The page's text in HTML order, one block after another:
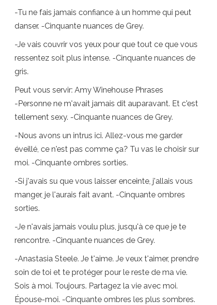
-Tu ne fais jamais confiance à un homme qui peut
danser. -Cinquante nuances de Grey.
-Je vais couvrir vos yeux pour que tout ce que vous
ressentez soit plus intense. -Cinquante nuances de
gris.
Peut vous servir: Amy Winehouse Phrases
-Personne ne m'avait jamais dit auparavant. Et c'est
tellement sexy. -Cinquante nuances de Grey.
-Nous avons un intrus ici. Allez-vous me garder
éveillé, ce n'est pas comme ça? Tu vas le choisir sur
moi. -Cinquante ombres sorties.
-Si j'avais su que vous laisser enceinte, j'allais vous
manger, je l'aurais fait avant. -Cinquante ombres
sorties.
-Je n'avais jamais voulu plus, jusqu'à ce que je te
rencontre. -Cinquante nuances de Grey.
-Anastasia Steele. Je t'aime. Je veux t'aimer, prendre
soin de toi et te protéger pour le reste de ma vie.
Sois à moi. Toujours. Partagez la vie avec moi.
Épouse-moi. -Cinquante ombres les plus sombres.